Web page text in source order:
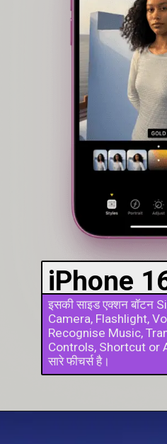
iPhone
इसकी साइड एक्शन बॉटन
Camera, Flashlight,
Recognise Music,
Controls, Shortcut or
सारे फीचर्स है।